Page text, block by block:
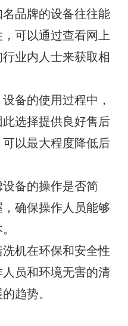
品牌的设备往往能
可以通过查看网上
业内人士来获取相
备的使用过程中，
选择提供良好售后
以最大程度降低后
备的操作是否简
确保操作人员能够
机在环保和安全性
员和环境无害的清
趋势。